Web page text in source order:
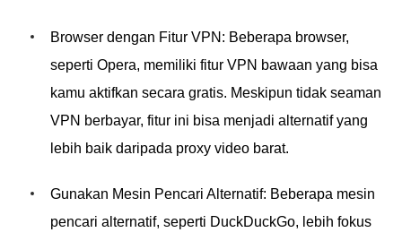
Browser dengan Fitur VPN: Beberapa browser,
seperti Opera, memiliki fitur VPN bawaan yang bisa
kamu aktifkan secara gratis. Meskipun tidak seaman
VPN berbayar, fitur ini bisa menjadi alternatif yang
lebih baik daripada proxy video barat.
Gunakan Mesin Pencari Alternatif: Beberapa mesin
pencari alternatif, seperti DuckDuckGo, lebih fokus